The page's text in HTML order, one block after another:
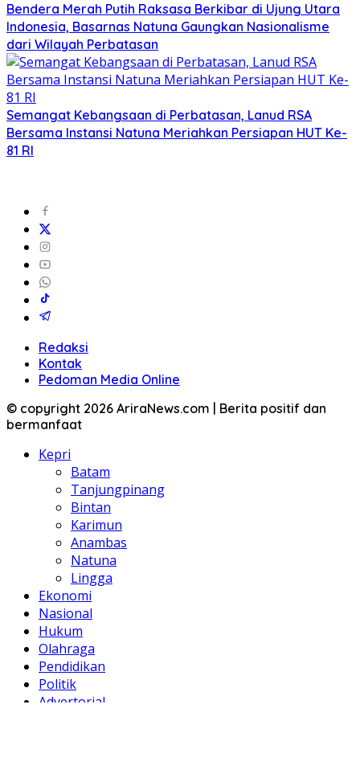
Bendera Merah Putih Raksasa Berkibar di Ujung Utara
Indonesia, Basarnas Natuna Gaungkan Nasionalisme
dari Wilayah Perbatasan
Semangat Kebangsaan di Perbatasan, Lanud RSA
Bersama Instansi Natuna Meriahkan Persiapan HUT Ke-
81 RI
Redaksi
Kontak
Pedoman Media Online
© copyright 2026 AriraNews.com | Berita positif dan
bermanfaat
Kepri
Batam
Tanjungpinang
Bintan
Karimun
Anambas
Natuna
Lingga
Ekonomi
Nasional
Hukum
Olahraga
Pendidikan
Politik
Advertorial